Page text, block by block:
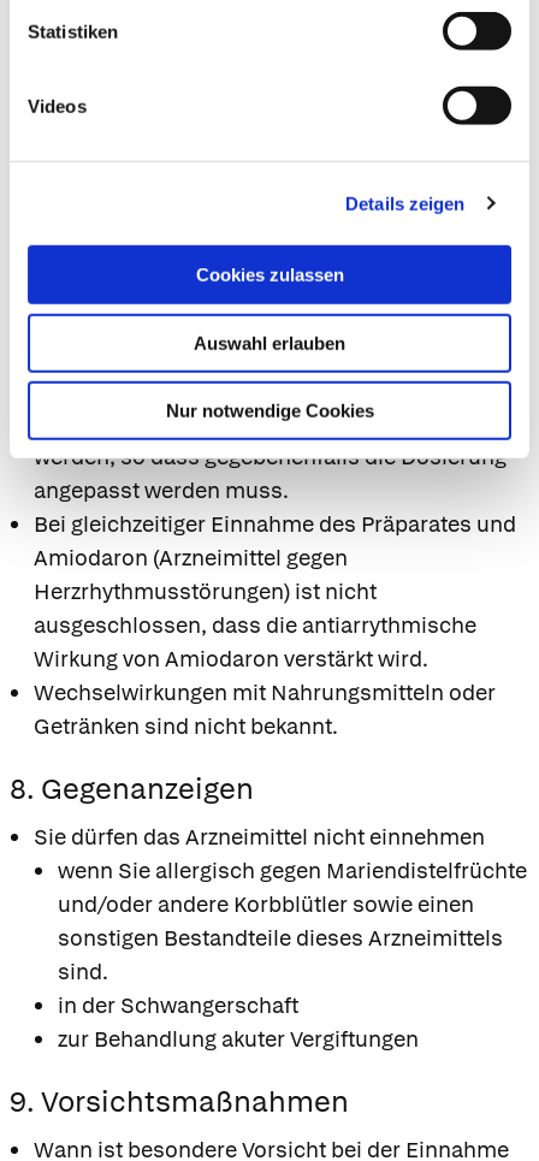
Statistiken
Videos
Details zeigen
Cookies zulassen
Auswahl erlauben
Nur notwendige Cookies
oder schwächer ist als gewöhnlich.
Wechselwirkungen des Präparates mit anderen
Medikamenten sind zwar bisher nicht belegt,
jedoch nicht ausgeschlossen. Bitte informieren
beabsichtigen, andere Arzneimittel
Durch Besserung der Leberfunktion unter der
Einnahme des Arzneimittels kann die
Verstoffwechslung von anderen gleichzeitig
eingenommenen Arzneimitteln verändert
werden, so dass gegebenenfalls die Dosierung
angepasst werden muss.
Bei gleichzeitiger Einnahme des Präparates und
Amiodaron (Arzneimittel gegen
Herzrhythmusstörungen) ist nicht
ausgeschlossen, dass die antiarrythmische
Wirkung von Amiodaron verstärkt wird.
Wechselwirkungen mit Nahrungsmitteln oder
Getränken sind nicht bekannt.
8. Gegenanzeigen
Sie dürfen das Arzneimittel nicht einnehmen
wenn Sie allergisch gegen Mariendistelfrüchte
und/oder andere Korbblütler sowie einen
sonstigen Bestandteile dieses Arzneimittels
sind.
in der Schwangerschaft
zur Behandlung akuter Vergiftungen
9. Vorsichtsmaßnahmen
Wann ist besondere Vorsicht bei der Einnahme